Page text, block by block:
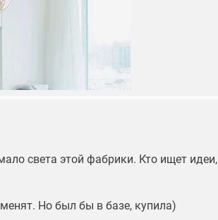
света этой фабрики. Кто ищет идеи,
Но был бы в базе, купила)